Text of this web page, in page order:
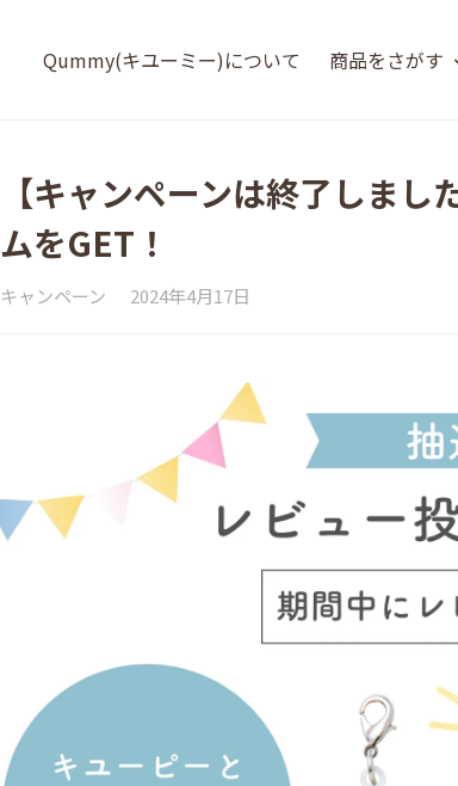
Qummy(キユーミー)について 商品をさがす
【キャンペーンは終了しま
ムをGET！
キャンペーン 2024年4月17日